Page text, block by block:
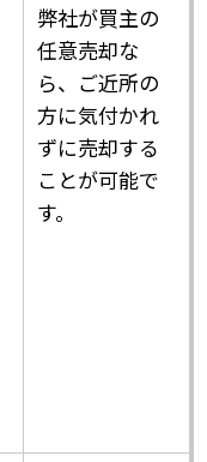
弊社が買主の
任意売却な
ら、ご近所の
方に気付かれ
ずに売却する
ことが可能で
す。